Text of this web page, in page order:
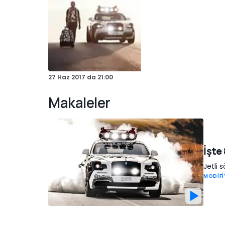
27 Haz 2017 da 21:00
Makaleler
İşte
Jetli